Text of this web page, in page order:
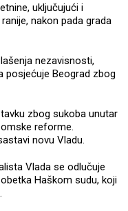
uključujući i
nakon pada grada
nezavisnosti,
posjećuje Beograd zbog
zbog sukoba unutar
reforme.
novu Vladu.
Vlada se odlučuje
Haškom sudu, koji